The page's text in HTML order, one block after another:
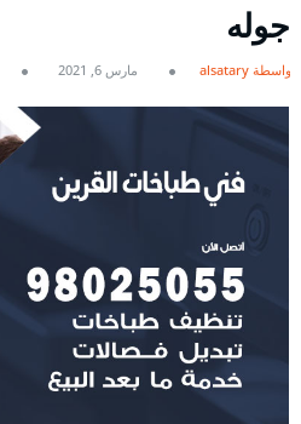
جوله
بواسطة alsatary مارس 6, 2021